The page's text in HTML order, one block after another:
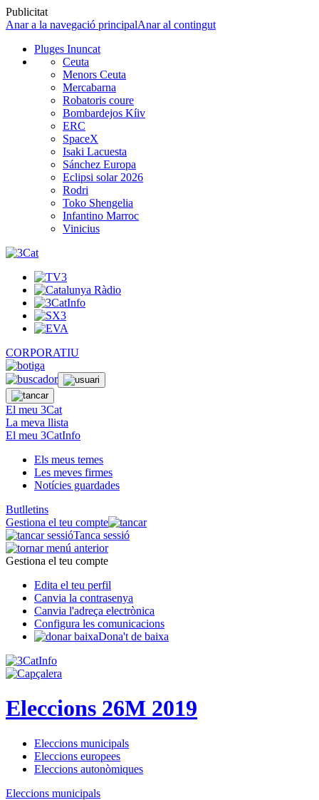
Publicitat
Anar a la navegació principalAnar al contingut
Pluges Inuncat
Ceuta
Menors Ceuta
Mercabarna
Robatoris coure
Bombardejos Kíiv
ERC
SpaceX
Isaki Lacuesta
Sánchez Europa
Eclipsi solar 2026
Rodri
Toko Shengelia
Infantino Marroc
Vinicius
CORPORATIU
El meu 3Cat
La meva llista
El meu 3CatInfo
Els meus temes
Les meves firmes
Notícies guardades
Butlletins
Gestiona el teu compte
Tanca sessió
Gestiona el teu compte
Edita el teu perfil
Canvia la contrasenya
Canvia l'adreça electrònica
Configura les comunicacions
Dona't de baixa
Eleccions 26M 2019
Eleccions municipals
Eleccions europees
Eleccions autonòmiques
Eleccions municipals